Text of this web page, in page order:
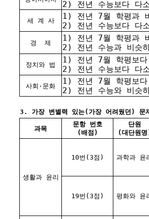
2) 전년 수능보다 다
세 계 사
1) 전년 7월 학평과
2) 전년 수능보다 다
경 제
1) 전년 7월 학평과
2) 전년 수능과 비슷
정치와 법
1) 전년 7월 학평보
2) 전년 수능보다 다
사회·문화
1) 전년 7월 학평보
2) 전년 수능와 비슷
3. 가장 변별력 있는(가장 어려웠던) 문
과목
문항 번호
(배점)
단원
(대단원
생활과 윤리
10번(3점) 과학과 윤
19번(3점) 평화와 윤